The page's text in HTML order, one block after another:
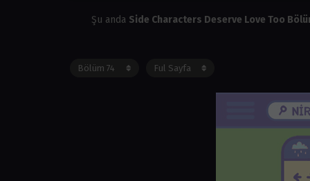
Şu anda Side Characters Deserve Love Too